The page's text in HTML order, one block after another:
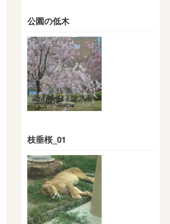
公園の低木
枝垂桜_01